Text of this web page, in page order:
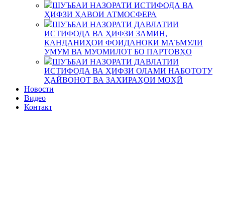
ШУЪБАИ НАЗОРАТИ ИСТИФОДА ВА
ҲИФЗИ ҲАВОИ АТМОСФЕРА
ШУЪБАИ НАЗОРАТИ ДАВЛАТИИ
ИСТИФОДА ВА ҲИФЗИ ЗАМИН,
КАНДАНИҲОИ ФОИДАНОКИ МАЪМУЛИ
УМУМ ВА МУОМИЛОТ БО ПАРТОВҲО
ШУЪБАИ НАЗОРАТИ ДАВЛАТИИ
ИСТИФОДА ВА ҲИФЗИ ОЛАМИ НАБОТОТУ
ҲАЙВОНОТ ВА ЗАХИРАҲОИ МОҲӢ
Новости
Видео
Контакт